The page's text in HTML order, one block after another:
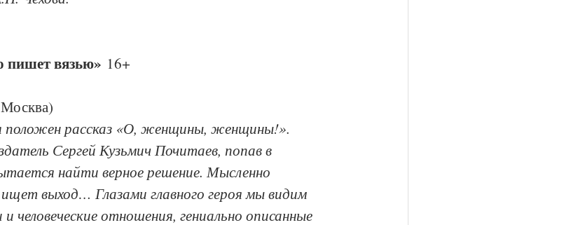
пишет вязью» 16+
положен рассказ «О, женщины, женщины!».
Сергей Кузьмич Почитаев, попав в
найти верное решение. Мысленно
выход… Глазами главного героя мы видим
человеческие отношения, гениально описанные